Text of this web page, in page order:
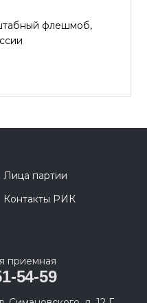
флешмоб,
Лица партии
Контакты РИК
приемная
54-59